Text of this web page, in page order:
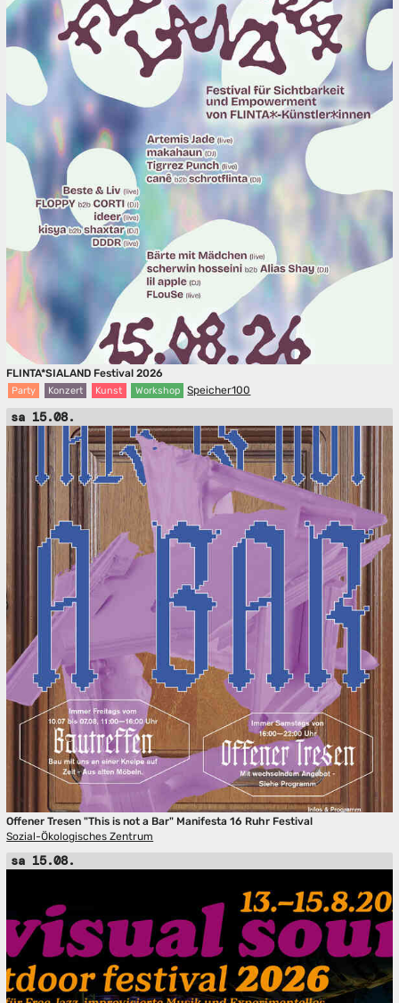
FLINTA*SIALAND Festival 2026
Party Konzert Kunst Workshop Speicher100
sa 15.08.
Offener Tresen "This is not a Bar" Manifesta 16 Ruhr Festival
Sozial-Ökologisches Zentrum
sa 15.08.